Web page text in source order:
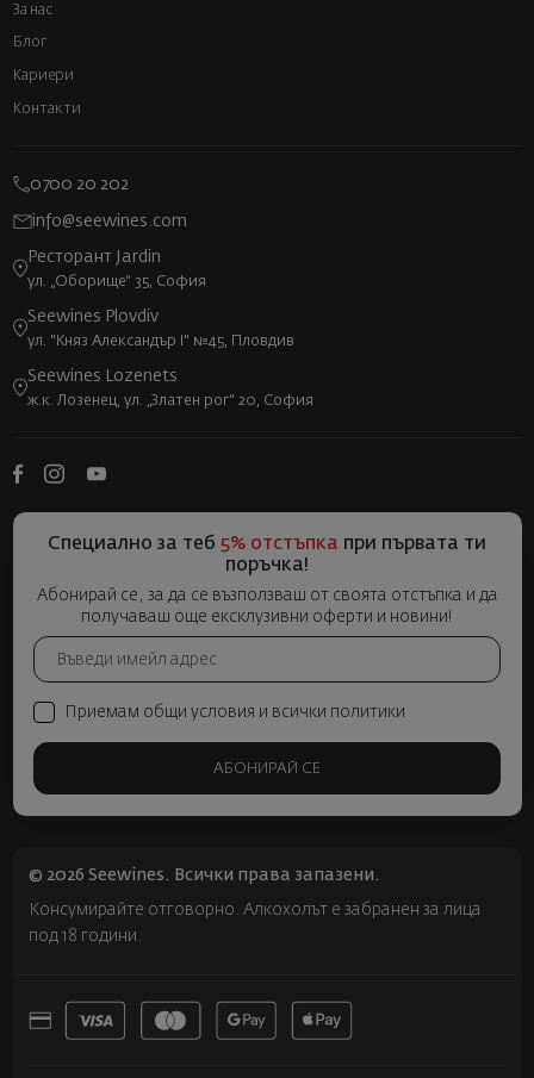
За нас
Блог
Кариери
Контакти
0700 20 202
info@seewines.com
Ресторант Jardin
ул. „Оборище“ 35, София
Seewines Plovdiv
ул. "Княз Александър I" №45, Пловдив
Seewines Lozenets
ж.к. Лозенец, ул. „Златен рог“ 20, София
Специално за теб 5% отстъпка при първата ти
поръчка!
Абонирай се, за да се възползваш от своята отстъпка и да
получаваш още ексклузивни оферти и новини!
Приемам общи условия и всички политики
АБОНИРАЙ СЕ
© 2026 Seewines. Всички права запазени.
Консумирайте отговорно. Алкохолът е забранен за лица
под 18 години.